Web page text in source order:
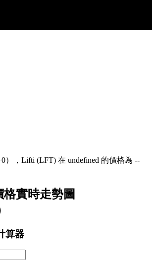
），Lifti (LFT) 在 undefined 的價格為 --
實時走勢圖
算器